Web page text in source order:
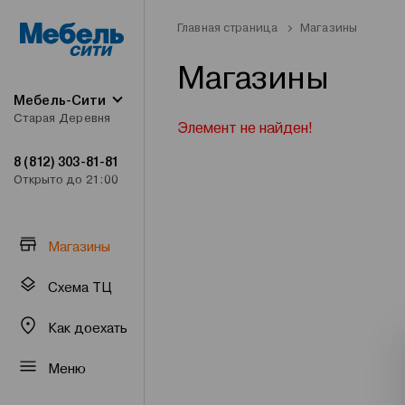
Мебель-Сити
Старая Деревня
8 (812) 303-81-81
Открыто до 21:00
Магазины
Схема ТЦ
Как доехать
Меню
Главная страница Магазины
Магазины
Элемент не найден!